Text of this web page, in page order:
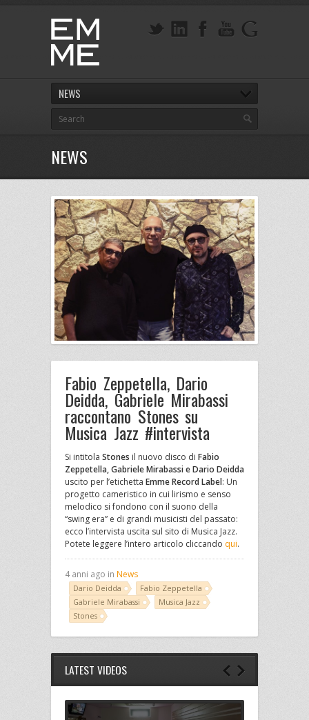
NEWS
NEWS
Fabio Zeppetella, Dario
Deidda, Gabriele Mirabassi
raccontano Stones su
Musica Jazz #intervista
Si intitola Stones il nuovo disco di Fabio
Zeppetella, Gabriele Mirabassi eDario Deidda
uscito per l’etichetta Emme Record Label: Un
progetto cameristico in cui lirismo e senso
melodico si fondono con il suono della
“swing era” e di grandi musicisti del passato:
ecco l’intervista uscita sul sito di Musica Jazz.
Potete leggere l’intero articolo cliccando qui.
4 anni ago in News
Dario Deidda
Fabio Zeppetella
Gabriele Mirabassi
Musica Jazz
Stones
LATEST VIDEOS